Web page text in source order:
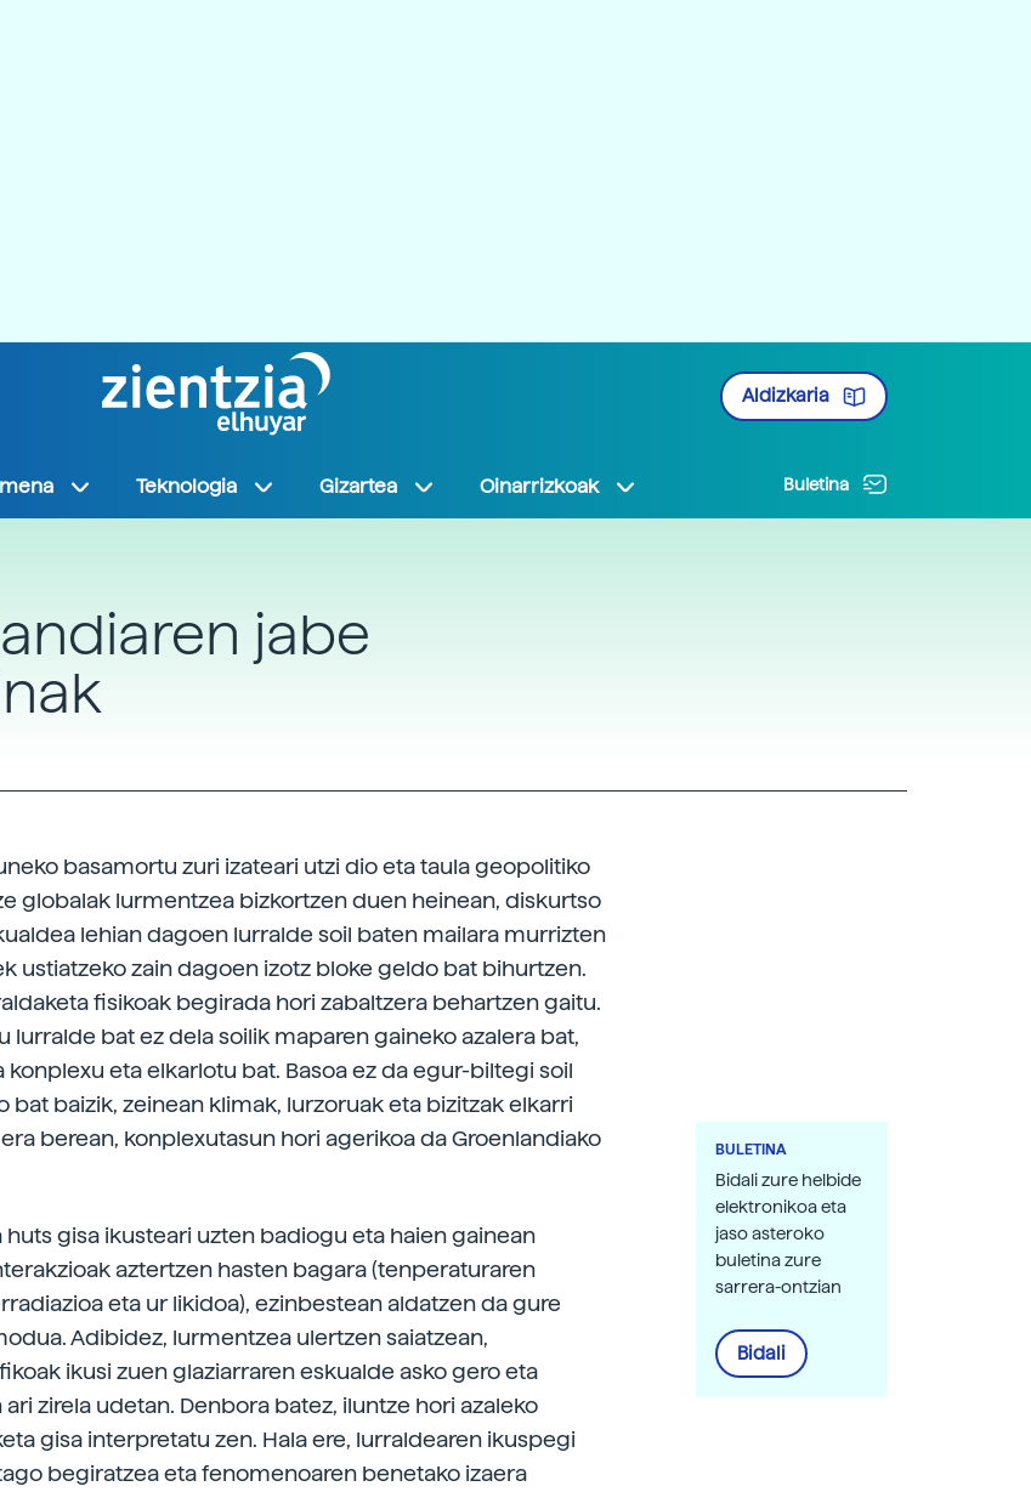
Aldizkaria
Teknologia Gizartea Oinarrizkoak Buletina
jabe
basamortu zuri izateari utzi dio eta taula geopolitiko
globalak lurmentzea bizkortzen duen heinean, diskurtso
lehian dagoen lurralde soil baten mailara murrizten
ustiatzeko zain dagoen izotz bloke geldo bat bihurtzen.
fisikoak begirada hori zabaltzera behartzen gaitu.
lurralde bat ez dela soilik maparen gaineko azalera bat,
konplexu eta elkarlotu bat. Basoa ez da egur-biltegi soil
bat baizik, zeinean klimak, lurzoruak eta bizitzak elkarri
berean, konplexutasun hori agerikoa da Groenlandiako
huts gisa ikusteari uzten badiogu eta haien gainean
aztertzen hasten bagara (tenperaturaren
eta ur likidoa), ezinbestean aldatzen da gure
Adibidez, lurmentzea ulertzen saiatzean,
ikusi zuen glaziarraren eskualde asko gero eta
zirela udetan. Denbora batez, iluntze hori azaleko
gisa interpretatu zen. Hala ere, lurraldearen ikuspegi
begiratzea eta fenomenoaren benetako izaera
BULETINA
Bidali zure helbide
elektronikoa eta
jaso asteroko
buletina zure
sarrera-ontzian
Bidali